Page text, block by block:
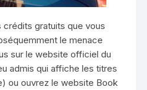
gratuits que vous
le menace
sur le website officiel du
admis qui affiche les titres
ou ouvrez le website Book